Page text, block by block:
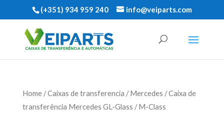
(+351) 934 959 240 info@veiparts.com
Home/Caixas de transferencia /Mercedes / Caixa de
transferência Mercedes GL-Glass / M-Class